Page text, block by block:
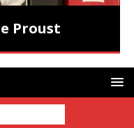
Proust